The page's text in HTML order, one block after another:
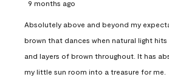
9 months ago
Absolutely above and beyond my
brown that dances when natural light
and layers of brown throughout. It has
my little sun room into a treasure for me.